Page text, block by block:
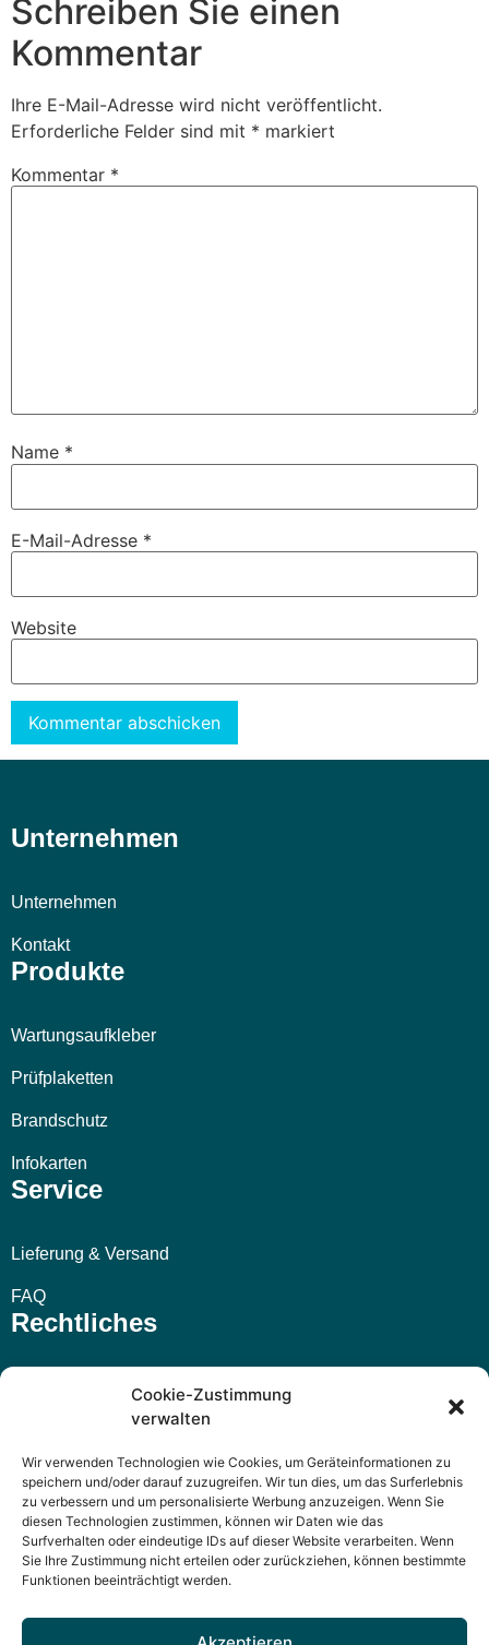
Cookie-Zustimmung
verwalten
Wir verwenden Technologien wie Cookies, um Geräteinformationen zu
speichern und/oder darauf zuzugreifen. Wir tun dies, um das Surferlebnis
zu verbessern und um personalisierte Werbung anzuzeigen. Wenn Sie
diesen Technologien zustimmen, können wir Daten wie das
Surfverhalten oder eindeutige IDs auf dieser Website verarbeiten. Wenn
Sie Ihre Zustimmung nicht erteilen oder zurückziehen, können bestimmte
Funktionen beeinträchtigt werden.
Schreiben Sie einen
Kommentar
Ihre E-Mail-Adresse wird nicht veröffentlicht.
Erforderliche Felder sind mit * markiert
Kommentar *
Name *
E-Mail-Adresse *
Website
Unternehmen
Unternehmen
Kontakt
Produkte
Wartungsaufkleber
Prüfplaketten
Brandschutz
Infokarten
Service
Lieferung & Versand
FAQ
Rechtliches
Widerrufsbelehrung
Datenschutzerklärung